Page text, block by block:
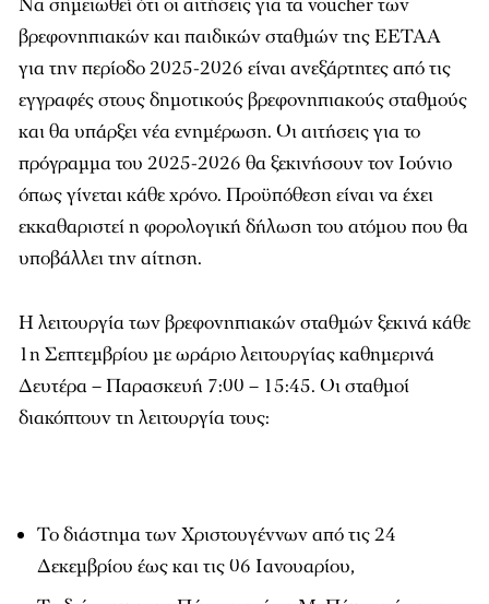
βρεφονηπιακών και παιδικών σταθμών της ΕΕΤΑΑ
για την περίοδο 2025-2026 είναι ανεξάρτητες από τις
εγγραφές στους δημοτικούς βρεφονηπιακούς σταθμούς
και θα υπάρξει νέα ενημέρωση. Οι αιτήσεις για το
πρόγραμμα του 2025-2026 θα ξεκινήσουν τον Ιούνιο
όπως γίνεται κάθε χρόνο. Προϋπόθεση είναι να έχει
εκκαθαριστεί η φορολογική δήλωση του ατόμου που θα
υποβάλλει την αίτηση.
H λειτουργία των βρεφονηπιακών σταθμών ξεκινά κάθε
1η Σεπτεμβρίου με ωράριο λειτουργίας καθημερινά
Δευτέρα – Παρασκευή 7:00 – 15:45. Οι σταθμοί
διακόπτουν τη λειτουργία τους:
Το διάστημα των Χριστουγέννων από τις 24
Δεκεμβρίου έως και τις 06 Ιανουαρίου,